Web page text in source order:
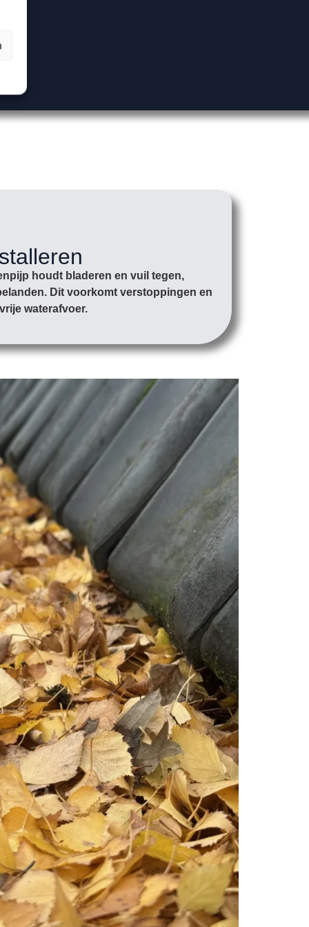
houdt bladeren en vuil tegen,
Dit voorkomt verstoppingen en
waterafvoer.